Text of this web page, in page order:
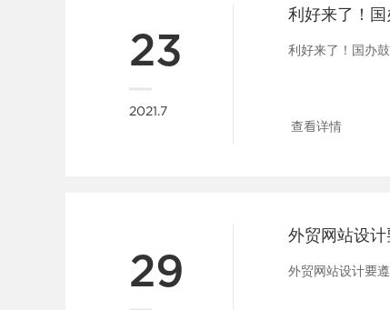
23
2021.7
利好来了！国办
查看详情
29
外贸网站设
外贸网站设计要